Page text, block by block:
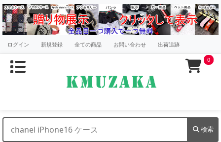
ログイン 新規登録 全ての商品 お問い合わせ 出荷追跡
0
検索